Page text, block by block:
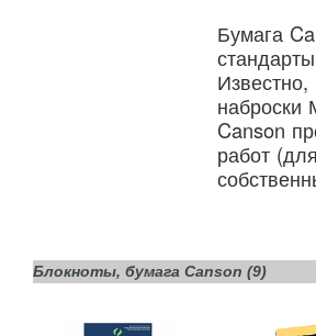
Бумага
Canson
работ
Блокноты, бумага Canson (9)